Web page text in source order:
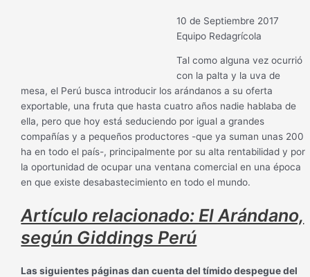
10 de Septiembre 2017
Equipo Redagrícola
Tal como alguna vez ocurrió
con la palta y la uva de
mesa, el Perú busca introducir los arándanos a su oferta
exportable, una fruta que hasta cuatro años nadie hablaba de
ella, pero que hoy está seduciendo por igual a grandes
compañías y a pequeños productores -que ya suman unas 200
ha en todo el país-, principalmente por su alta rentabilidad y por
la oportunidad de ocupar una ventana comercial en una época
en que existe desabastecimiento en todo el mundo.
Artículo relacionado: El Arándano,
según Giddings Perú
Las siguientes páginas dan cuenta del tímido despegue del